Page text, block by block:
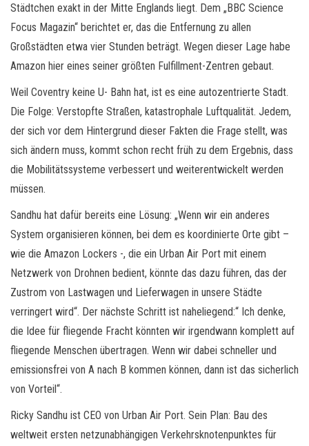
Städtchen exakt in der Mitte Englands liegt. Dem „BBC Science
Focus Magazin“ berichtet er, das die Entfernung zu allen
Großstädten etwa vier Stunden beträgt. Wegen dieser Lage habe
Amazon hier eines seiner größten Fulfillment-Zentren gebaut.
Weil Coventry keine U- Bahn hat, ist es eine autozentrierte Stadt.
Die Folge: Verstopfte Straßen, katastrophale Luftqualität. Jedem,
der sich vor dem Hintergrund dieser Fakten die Frage stellt, was
sich ändern muss, kommt schon recht früh zu dem Ergebnis, dass
die Mobilitätssysteme verbessert und weiterentwickelt werden
müssen.
Sandhu hat dafür bereits eine Lösung: „Wenn wir ein anderes
System organisieren können, bei dem es koordinierte Orte gibt –
wie die Amazon Lockers -, die ein Urban Air Port mit einem
Netzwerk von Drohnen bedient, könnte das dazu führen, das der
Zustrom von Lastwagen und Lieferwagen in unsere Städte
verringert wird“. Der nächste Schritt ist naheliegend:“ Ich denke,
die Idee für fliegende Fracht könnten wir irgendwann komplett auf
fliegende Menschen übertragen. Wenn wir dabei schneller und
emissionsfrei von A nach B kommen können, dann ist das sicherlich
von Vorteil“.
Ricky Sandhu ist CEO von Urban Air Port. Sein Plan: Bau des
weltweit ersten netzunabhängigen Verkehrsknotenpunktes für